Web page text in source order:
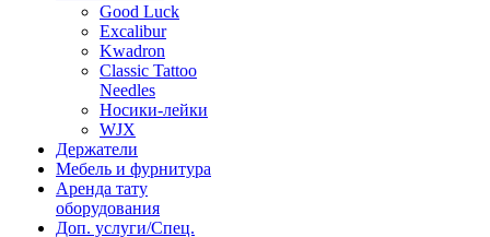
Good Luck
Excalibur
Kwadron
Classic Tattoo
Needles
Носики-лейки
WJX
Держатели
Мебель и фурнитура
Аренда тату
оборудования
Доп. услуги/Спец.